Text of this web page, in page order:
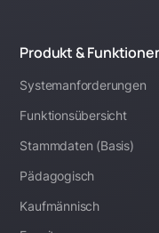
Produkt &
Systemanforderungen
Funktionsübersicht
Stammdaten (Basis)
Pädagogisch
Kaufmännisch